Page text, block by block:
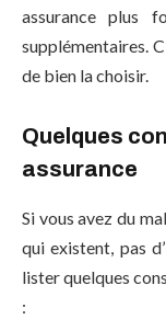
assurance plus
supplémentaires.
de bien la choisir.
Quelques
assurance
Si vous avez du
qui existent, pas
lister quelques
: